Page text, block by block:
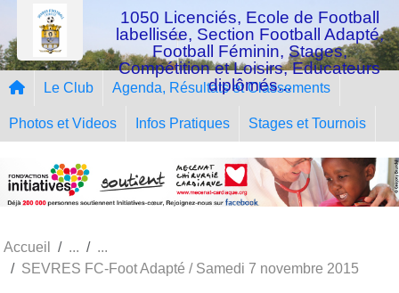
1050 Licenciés, Ecole de Football
labellisée, Section Football Adapté,
Football Féminin, Stages,
Compétition et Loisirs, Educateurs
diplômés...
Le Club Agenda, Résultats et Classements
Photos et Videos Infos Pratiques Stages et Tournois
Accueil
SEVRES FC-Foot Adapté / Samedi 7 novembre 2015
Panneau de gestion des cookies